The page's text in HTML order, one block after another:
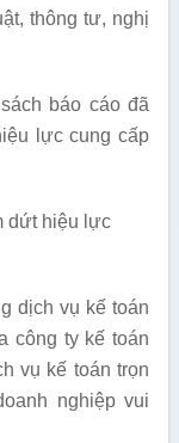
thông tư, nghị
báo cáo đã
lực cung cấp
dứt hiệu lực
dịch vụ kế toán
công ty kế toán
vụ kế toán trọn
nghiệp vui